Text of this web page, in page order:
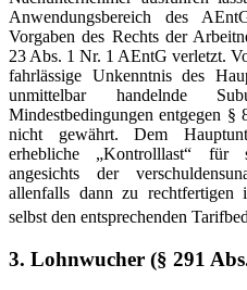
Anwendungsbereich des
Vorgaben des Rechts der
23 Abs. 1 Nr. 1 AEntG verletzt.
fahrlässige Unkenntnis des
unmittelbar handelnde
Mindestbedingungen entgegen
nicht gewährt. Dem
erhebliche „Kontrolllast“ für
angesichts der
allenfalls dann zu rechtfertigen
selbst den entsprechenden
3. Lohnwucher (§ 291